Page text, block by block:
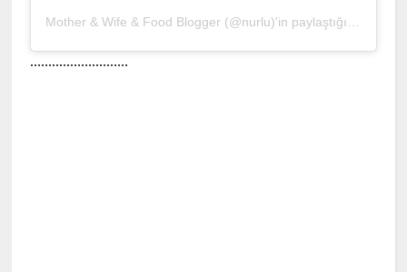
Mother & Wife & Food Blogger (@nurlu)'in paylaştığı bir gönderi
...........................